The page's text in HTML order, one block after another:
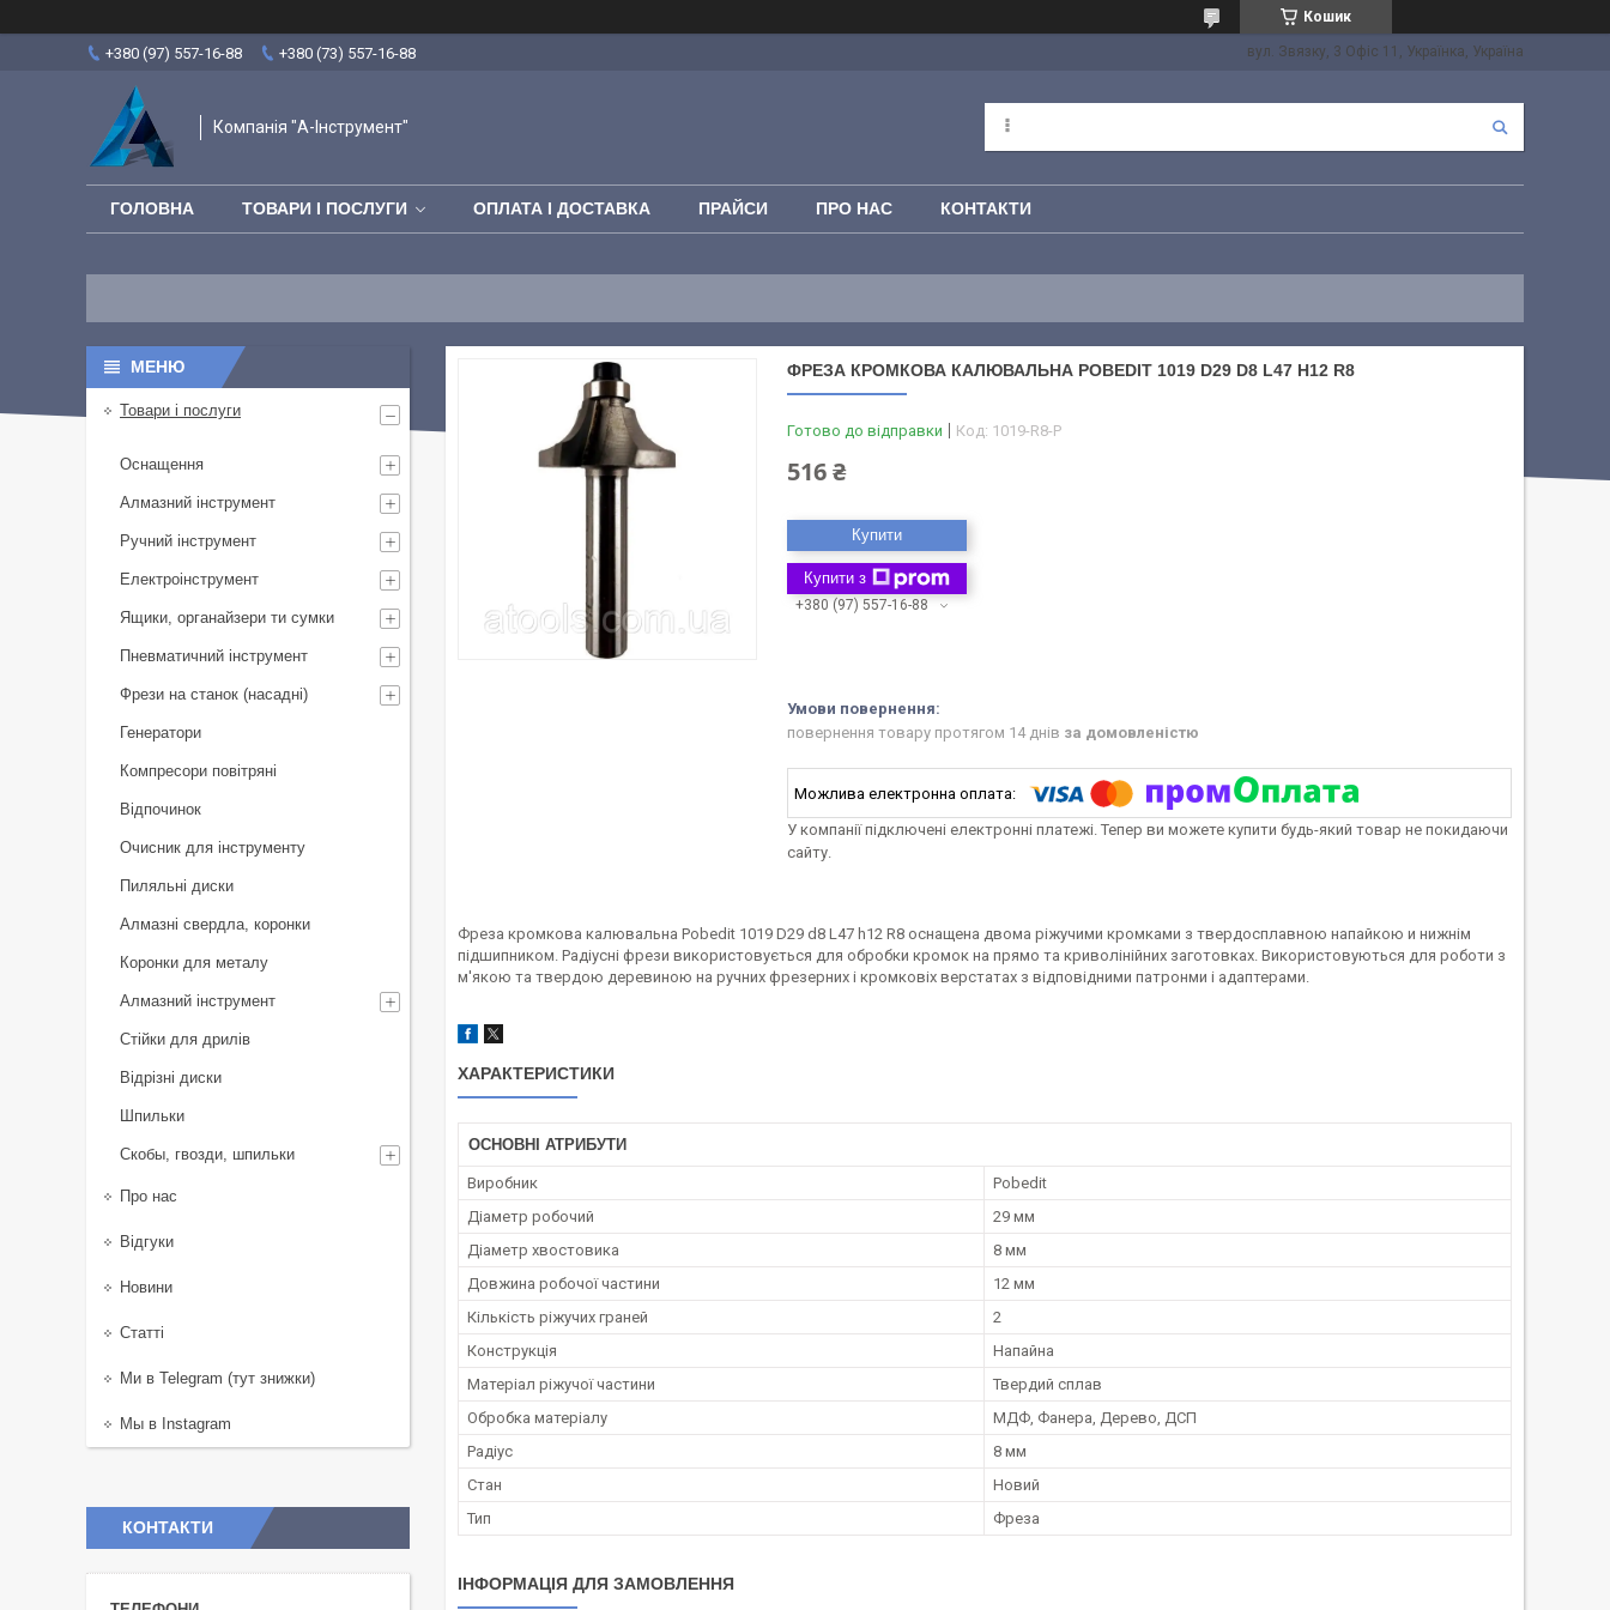
Кошик
+380 (97) 557-16-88 +380 (73) 557-16-88 вул. Звязку, 3 Офіс 11, Українка, Україна
Компанія "А-Інструмент"
ГОЛОВНА ТОВАРИ І ПОСЛУГИ ОПЛАТА І ДОСТАВКА ПРАЙСИ ПРО НАС КОНТАКТИ
ФРЕЗА КРОМКОВА КАЛЮВАЛЬНА POBEDIT 1019 D29 D8 L47 H12 R8
Готово до відправки Код: 1019-R8-P
516 ₴
Купити
Купити з
+380 (97) 557-16-88
повернення товару протягом 14 днів за домовленістю
У компанії підключені електронні платежі. Тепер ви можете купити будь-який товар не покидаючи
сайту.
Фреза кромкова калювальна Pobedit 1019 D29 d8 L47 h12 R8 оснащена двома ріжучими кромками з твердосплавною напайкою и нижнім
підшипником. Радіусні фрези використовується для обробки кромок на прямо та криволінійних заготовках. Використовуються для роботи з
м'якою та твердою деревиною на ручних фрезерних і кромковіх верстатах з відповідними патронми і адаптерами.
ХАРАКТЕРИСТИКИ
ОСНОВНІ АТРИБУТИ
Виробник
Pobedit
Діаметр робочий
29 мм
Діаметр хвостовика
8 мм
Довжина робочої частини
12 мм
Кількість ріжучих граней
2
Конструкція
Напайна
Матеріал ріжучої частини
Твердий сплав
Обробка матеріалу
МДФ, Фанера, Дерево, ДСП
Радіус
8 мм
Стан
Новий
Тип
Фреза
ІНФОРМАЦІЯ ДЛЯ ЗАМОВЛЕННЯ
Товари і послуги
Оснащення
Алмазний інструмент
Ручний інструмент
Електроінструмент
Ящики, органайзери ти сумки
Пневматичний інструмент
Фрези на станок (насадні)
Генератори
Компресори повітряні
Відпочинок
Очисник для інструменту
Пиляльні диски
Алмазні свердла, коронки
Коронки для металу
Алмазний інструмент
Стійки для дрилів
Відрізні диски
Шпильки
Скобы, гвозди, шпильки
Про нас
Відгуки
Новини
Статті
Ми в Telegram (тут знижки)
Мы в Instagram
КОНТАКТИ